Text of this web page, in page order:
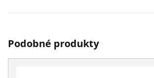
Podobné produkty